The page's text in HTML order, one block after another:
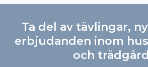
Ta del av tävlingar,
erbjudanden inom
och